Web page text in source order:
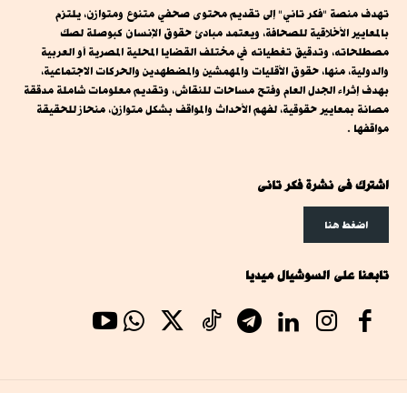
تهدف منصة "فكر تاني" إلى تقديم محتوى صحفي متنوع ومتوازن، يلتزم
بالمعايير الأخلاقية للصحافة، ويعتمد مبادئ حقوق الإنسان كبوصلة لصك
مصطلحاته، وتدقيق تغطياته في مختلف القضايا المحلية المصرية أو العربية
والدولية، منها، حقوق الأقليات والمهمشين والمضطهدين والحركات الاجتماعية،
بهدف إثراء الجدل العام وفتح مساحات للنقاش، وتقديم معلومات شاملة مدققة
مصانة بمعايير حقوقية، لفهم الأحداث والمواقف بشكل متوازن، منحاز للحقيقة
مواقفها .
اشترك فى نشرة فكر تانى
اضغط هنا
تابعنا على السوشيال ميديا